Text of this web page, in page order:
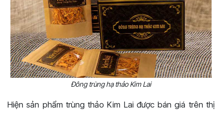
Đông trùng hạ thảo Kim Lai
Hiện sản phẩm trùng thảo Kim Lai được bán giá trên thị